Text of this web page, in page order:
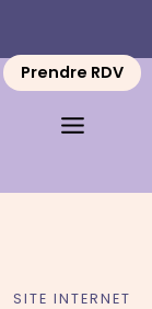
Prendre RDV
SITE INTERNET